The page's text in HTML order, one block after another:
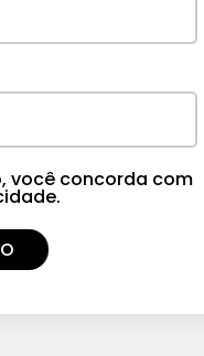
você concorda com